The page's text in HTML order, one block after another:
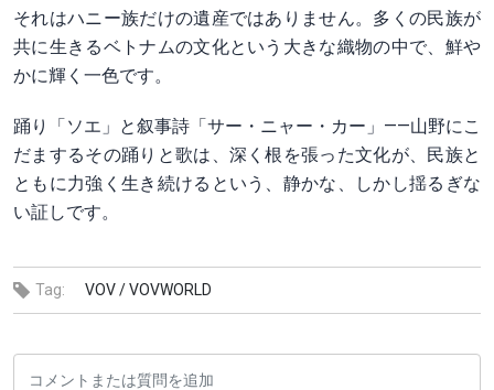
それはハニー族だけの遺産ではありません。多くの民族が
共に生きるベトナムの文化という大きな織物の中で、鮮や
かに輝く一色です。
踊り「ソエ」と叙事詩「サー・ニャー・カー」——山野にこ
だまするその踊りと歌は、深く根を張った文化が、民族と
ともに力強く生き続けるという、静かな、しかし揺るぎな
い証しです。
Tag: VOV /VOVWORLD